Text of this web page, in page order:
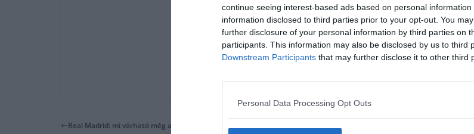
continue seeing interest-based ads based on personal
information disclosed to third parties prior to your opt-out. You
further disclosure of your personal information by third parties on
participants. This information may also be disclosed by us to third
Downstream Participants that may further disclose it to other third
Personal Data Processing Opt Outs
Real Madrid: mi várható még az átigazolási időszak zárása előtt?